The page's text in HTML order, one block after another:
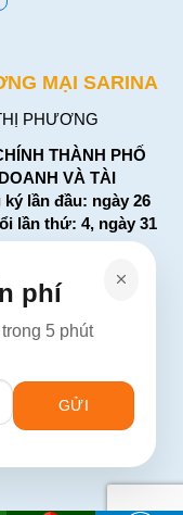
MẠI SARINA
PHƯƠNG
THÀNH PHỐ
VÀ TÀI
lần đầu: ngày 26
lần thứ: 4, ngày 31
10, TP. Hồ Chí
phí
5 phút
Please
leave
field